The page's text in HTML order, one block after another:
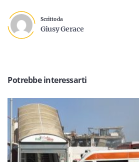
Scritto da
Giusy Gerace
Potrebbe interessarti